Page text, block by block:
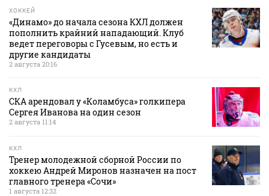
ХОККЕЙ
«Динамо» до начала сезона КХЛ должен
пополнить крайний нападающий. Клуб
ведет переговоры с Гусевым, но есть и
другие кандидаты
2 августа 20:16
КХЛ
СКА арендовал у «Коламбуса» голкипера
Сергея Иванова на один сезон
2 августа 11:14
КХЛ
Тренер молодежной сборной России по
хоккею Андрей Миронов назначен на пост
главного тренера «Сочи»
1 августа 12:32